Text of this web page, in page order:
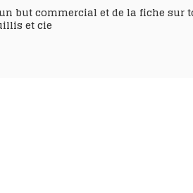
but commercial et de la fiche
et cie